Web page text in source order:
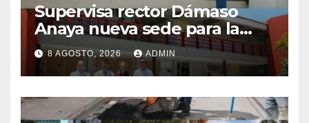
Supervisa rector Dámaso
Anaya nueva sede para la
Facultad de Arquitectura de
la UAT en Ciudad Victoria
8 AGOSTO, 2026 ADMIN